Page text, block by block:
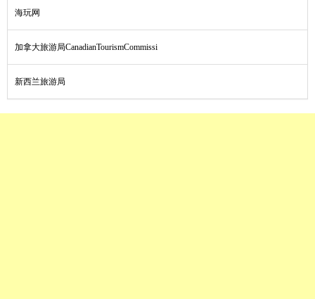
海玩网
加拿大旅游局CanadianTourismCommissi
新西兰旅游局